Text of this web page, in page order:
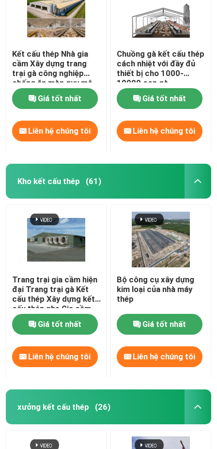
Kết cấu thép Nhà gia
cầm Xây dựng trang
trại gà công nghiệp
chống ăn mòn quy mô
lớn cho 200000 gà thịt
Giá tốt nhất
Liên hệ chúng tôi
Chuồng gà kết cấu thép
cách nhiệt với đầy đủ
thiết bị cho 1000-
10000 con gà
Giá tốt nhất
Liên hệ chúng tôi
Kho kết cấu thép (61)
Trang trại gia cầm hiện
đại Trang trại gà Kết
cấu thép Xây dựng kết
cấu thép nhẹ Gia cầm
Giá tốt nhất
Liên hệ chúng tôi
Bộ công cụ xây dựng
kim loại của nhà máy
thép
Giá tốt nhất
Liên hệ chúng tôi
xưởng kết cấu thép (26)